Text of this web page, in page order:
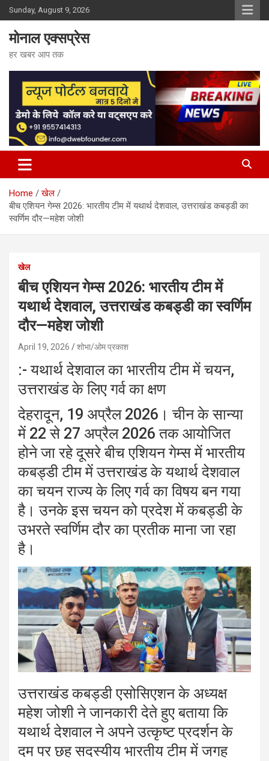
Skip
to
content
Sunday, August 9, 2026
मोनाल एक्सप्रेस
हर खबर आप तक
Home
खेल
बीच एशियन गेम्स 2026: भारतीय टीम में यथार्थ देशवाल, उत्तराखंड कबड्डी का
स्वर्णिम दौर—महेश जोशी
खेल
बीच एशियन गेम्स 2026: भारतीय टीम में
यथार्थ देशवाल, उत्तराखंड कबड्डी का स्वर्णिम
दौर—महेश जोशी
April 19, 2026 शोभा/ओम प्रकाश
:- यथार्थ देशवाल का भारतीय टीम में चयन,
उत्तराखंड के लिए गर्व का क्षण
देहरादून, 19 अप्रैल 2026। चीन के सान्या
में 22 से 27 अप्रैल 2026 तक आयोजित
होने जा रहे दूसरे बीच एशियन गेम्स में भारतीय
कबड्डी टीम में उत्तराखंड के यथार्थ देशवाल
का चयन राज्य के लिए गर्व का विषय बन गया
है। उनके इस चयन को प्रदेश में कबड्डी के
उभरते स्वर्णिम दौर का प्रतीक माना जा रहा
है।
उत्तराखंड कबड्डी एसोसिएशन के अध्यक्ष
महेश जोशी ने जानकारी देते हुए बताया कि
यथार्थ देशवाल ने अपने उत्कृष्ट प्रदर्शन के
दम पर छह सदस्यीय भारतीय टीम में जगह